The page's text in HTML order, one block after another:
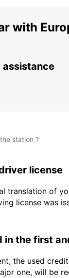
COPENHAGEN GAMMEL KONGEVEJ
with
assistance
station ?
license
translation of
license was
in the first
the used
one, will be